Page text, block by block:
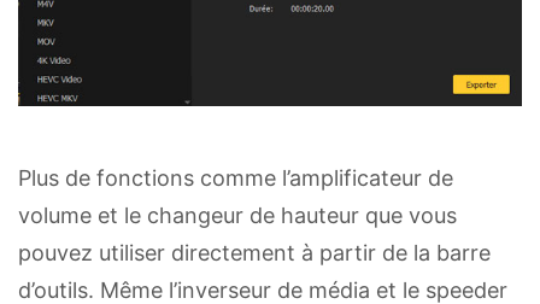
Plus de fonctions comme l’amplificateur de
volume et le changeur de hauteur que vous
pouvez utiliser directement à partir de la barre
d’outils. Même l’inverseur de média et le speeder